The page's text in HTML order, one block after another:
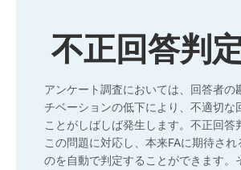
不正回答判
アンケート調査においては、回答者の
チベーションの低下により、不適切な
ことがしばしば発生します。不正回答
この問題に対応し、本来FAに期待され
のを自動で判定することができます。